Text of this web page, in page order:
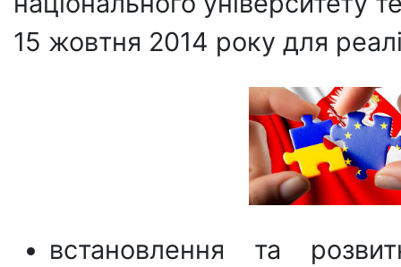
15 жовтня 2014 року для
встановлення та